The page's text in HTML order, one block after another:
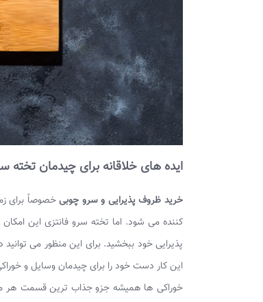
ایده های خلاقانه برای چیدمان تخته
خرید ظروف پذیرایی و سرو چوبیخصوصاً برای
کننده می شود. اما تخته سرو فانتزی این
پذیرایی خود ببخشید. برای این منظور می
این کار دست خود را برای چیدمان وسایل و
خوراکی ها همیشه جزو جذاب ترین قسمت هر